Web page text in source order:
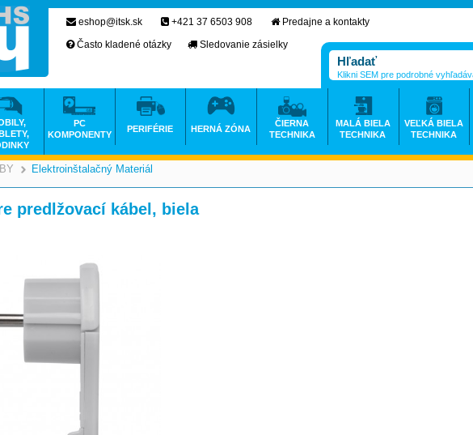
>
Elektroinštalačný Materiál
predlžovací kábel, biela
eshop@itsk.sk +421 37 6503 908
Predajne a kontakty
Často kladené otázky
Sledovanie zásielky
Klikni SEM pre podrobné
PC
KOMPONENTY
PERIFÉRIE HERNÁ ZÓNA
ČIERNA
TECHNIKA
MALÁ BIELA
TECHNIKA
VEĽKÁ BIELA
TECHNIKA